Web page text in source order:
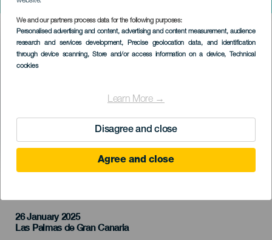
We and our partners process data for the following purposes:
Personalised advertising and content, advertising and content measurement, audience
research and services development, Precise geolocation data, and identification
through device scanning, Store and/or access information on a device, Technical
cookies
Learn More →
Disagree and close
Agree and close
European Outdoor Film Tour
Imagen
Listado
26 January 2025
Localidad
Las Palmas de Gran Canaria